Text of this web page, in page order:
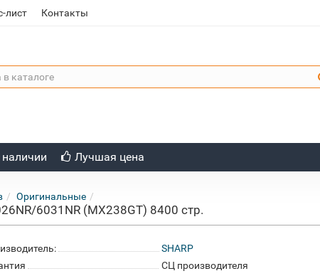
лист Контакты
Лучшая цена
Оригинальные
6031NR (MX238GT) 8400 стр.
SHARP
СЦ производителя